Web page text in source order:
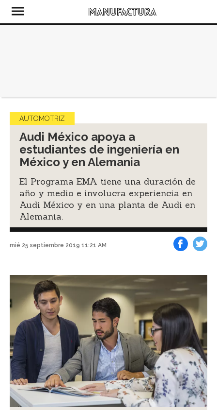
AUTOMOTRIZ
Audi México apoya a
estudiantes de ingeniería en
México y en Alemania
El Programa EMA tiene una duración de
año y medio e involucra experiencia en
Audi México y en una planta de Audi en
Alemania.
mié 25 septiembre 2019 11:21 AM